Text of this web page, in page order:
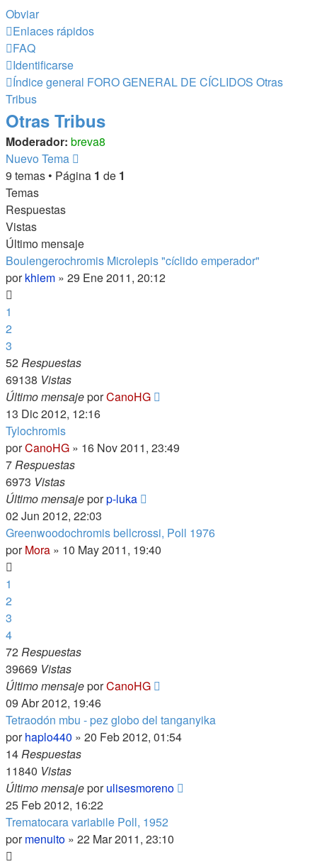
Obviar
Enlaces rápidos
FAQ
Identificarse
Índice general FORO GENERAL DE CÍCLIDOS Otras
Tribus
Otras Tribus
Moderador: breva8
Nuevo Tema
9 temas • Página 1 de 1
Temas
Respuestas
Vistas
Último mensaje
Boulengerochromis Microlepis "cíclido emperador"
porkhiem » 29 Ene 2011, 20:12
1
2
3
52Respuestas
69138 Vistas
Último mensajeporCanoHG
13 Dic 2012, 12:16
Tylochromis
porCanoHG » 16 Nov 2011, 23:49
7Respuestas
6973 Vistas
Último mensajeporp-luka
02 Jun 2012, 22:03
Greenwoodochromis bellcrossi, Poll 1976
porMora » 10 May 2011, 19:40
1
2
3
4
72Respuestas
39669 Vistas
Último mensajeporCanoHG
09 Abr 2012, 19:46
Tetraodón mbu - pez globo del tanganyika
porhaplo440 » 20 Feb 2012, 01:54
14Respuestas
11840 Vistas
Último mensajeporulisesmoreno
25 Feb 2012, 16:22
Trematocara variabile Poll, 1952
pormenuito » 22 Mar 2011, 23:10